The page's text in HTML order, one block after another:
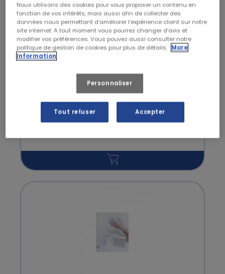
Douche oculaire solution tampon pH
neutral 200mL PLUM
Nous utilisons des cookies pour vous proposer un contenu en
fonction de vos intérêts, mais aussi afin de collecter des
données nous permettant d’améliorer l’expérience client sur notre
site internet. A tout moment vous pourrez changer d’avis et
modifier vos préférences. Vous pouvez aussi consulter notre
politique de gestion de cookies pour plus de détails. More
Information
Personnaliser
Tout refuser Accepter